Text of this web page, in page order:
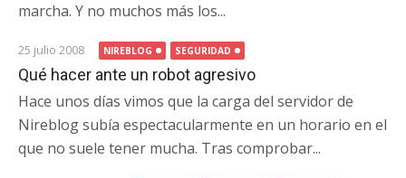
marcha. Y no muchos más los...
25 julio 2008 NIREBLOG SEGURIDAD
Qué hacer ante un robot agresivo
Hace unos días vimos que la carga del servidor de
Nireblog subía espectacularmente en un horario en el
que no suele tener mucha. Tras comprobar...